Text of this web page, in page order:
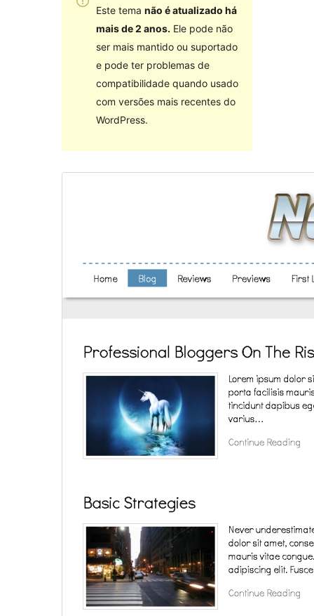
Este tema não é atualizado há
mais de 2 anos. Ele pode não
ser mais mantido ou suportado
e pode ter problemas de
compatibilidade quando usado
com versões mais recentes do
WordPress.